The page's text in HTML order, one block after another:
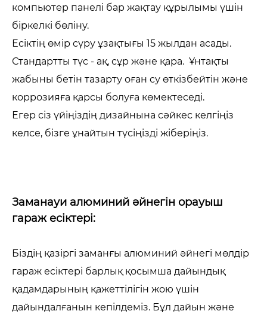
компьютер панелі бар жақтау құрылымы үшін
біркелкі бөліну.
Есіктің өмір сүру ұзақтығы 15 жылдан асады.
Стандартты түс - ақ, сұр және қара. Ұнтақты
жабыны бетін тазарту оған су өткізбейтін және
коррозияға қарсы болуға көмектеседі.
Егер сіз үйіңіздің дизайнына сәйкес келгіңіз
келсе, бізге ұнайтын түсіңізді жіберіңіз.
Заманауи алюминий әйнегін орауыш
гараж есіктері:
Біздің қазіргі заманғы алюминий әйнегі мөлдір
гараж есіктері барлық қосымша дайындық
қадамдарының қажеттілігін жою үшін
дайындалғанын кепілдеміз. Бұл дайын және